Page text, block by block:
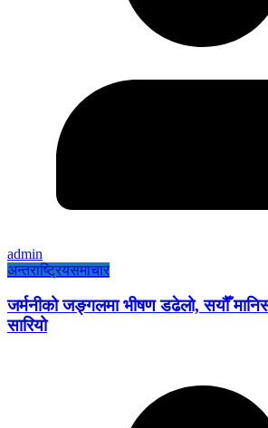
admin
अन्तराष्ट्रियसमाचार
जर्मनीको जङ्गलमा भीषण डढेलो, सयौँ
सारियो